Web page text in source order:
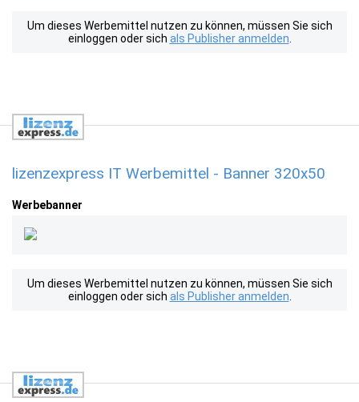
Um dieses Werbemittel nutzen zu können, müssen Sie sich
einloggen oder sich als Publisher anmelden
lizenzexpress IT Werbemittel - Banner 320x50
Werbebanner
Um dieses Werbemittel nutzen zu können, müssen Sie sich
einloggen oder sich als Publisher anmelden